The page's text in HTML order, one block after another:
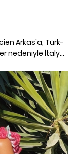
Arkas'a, Türk-
nedeniyle İtalya